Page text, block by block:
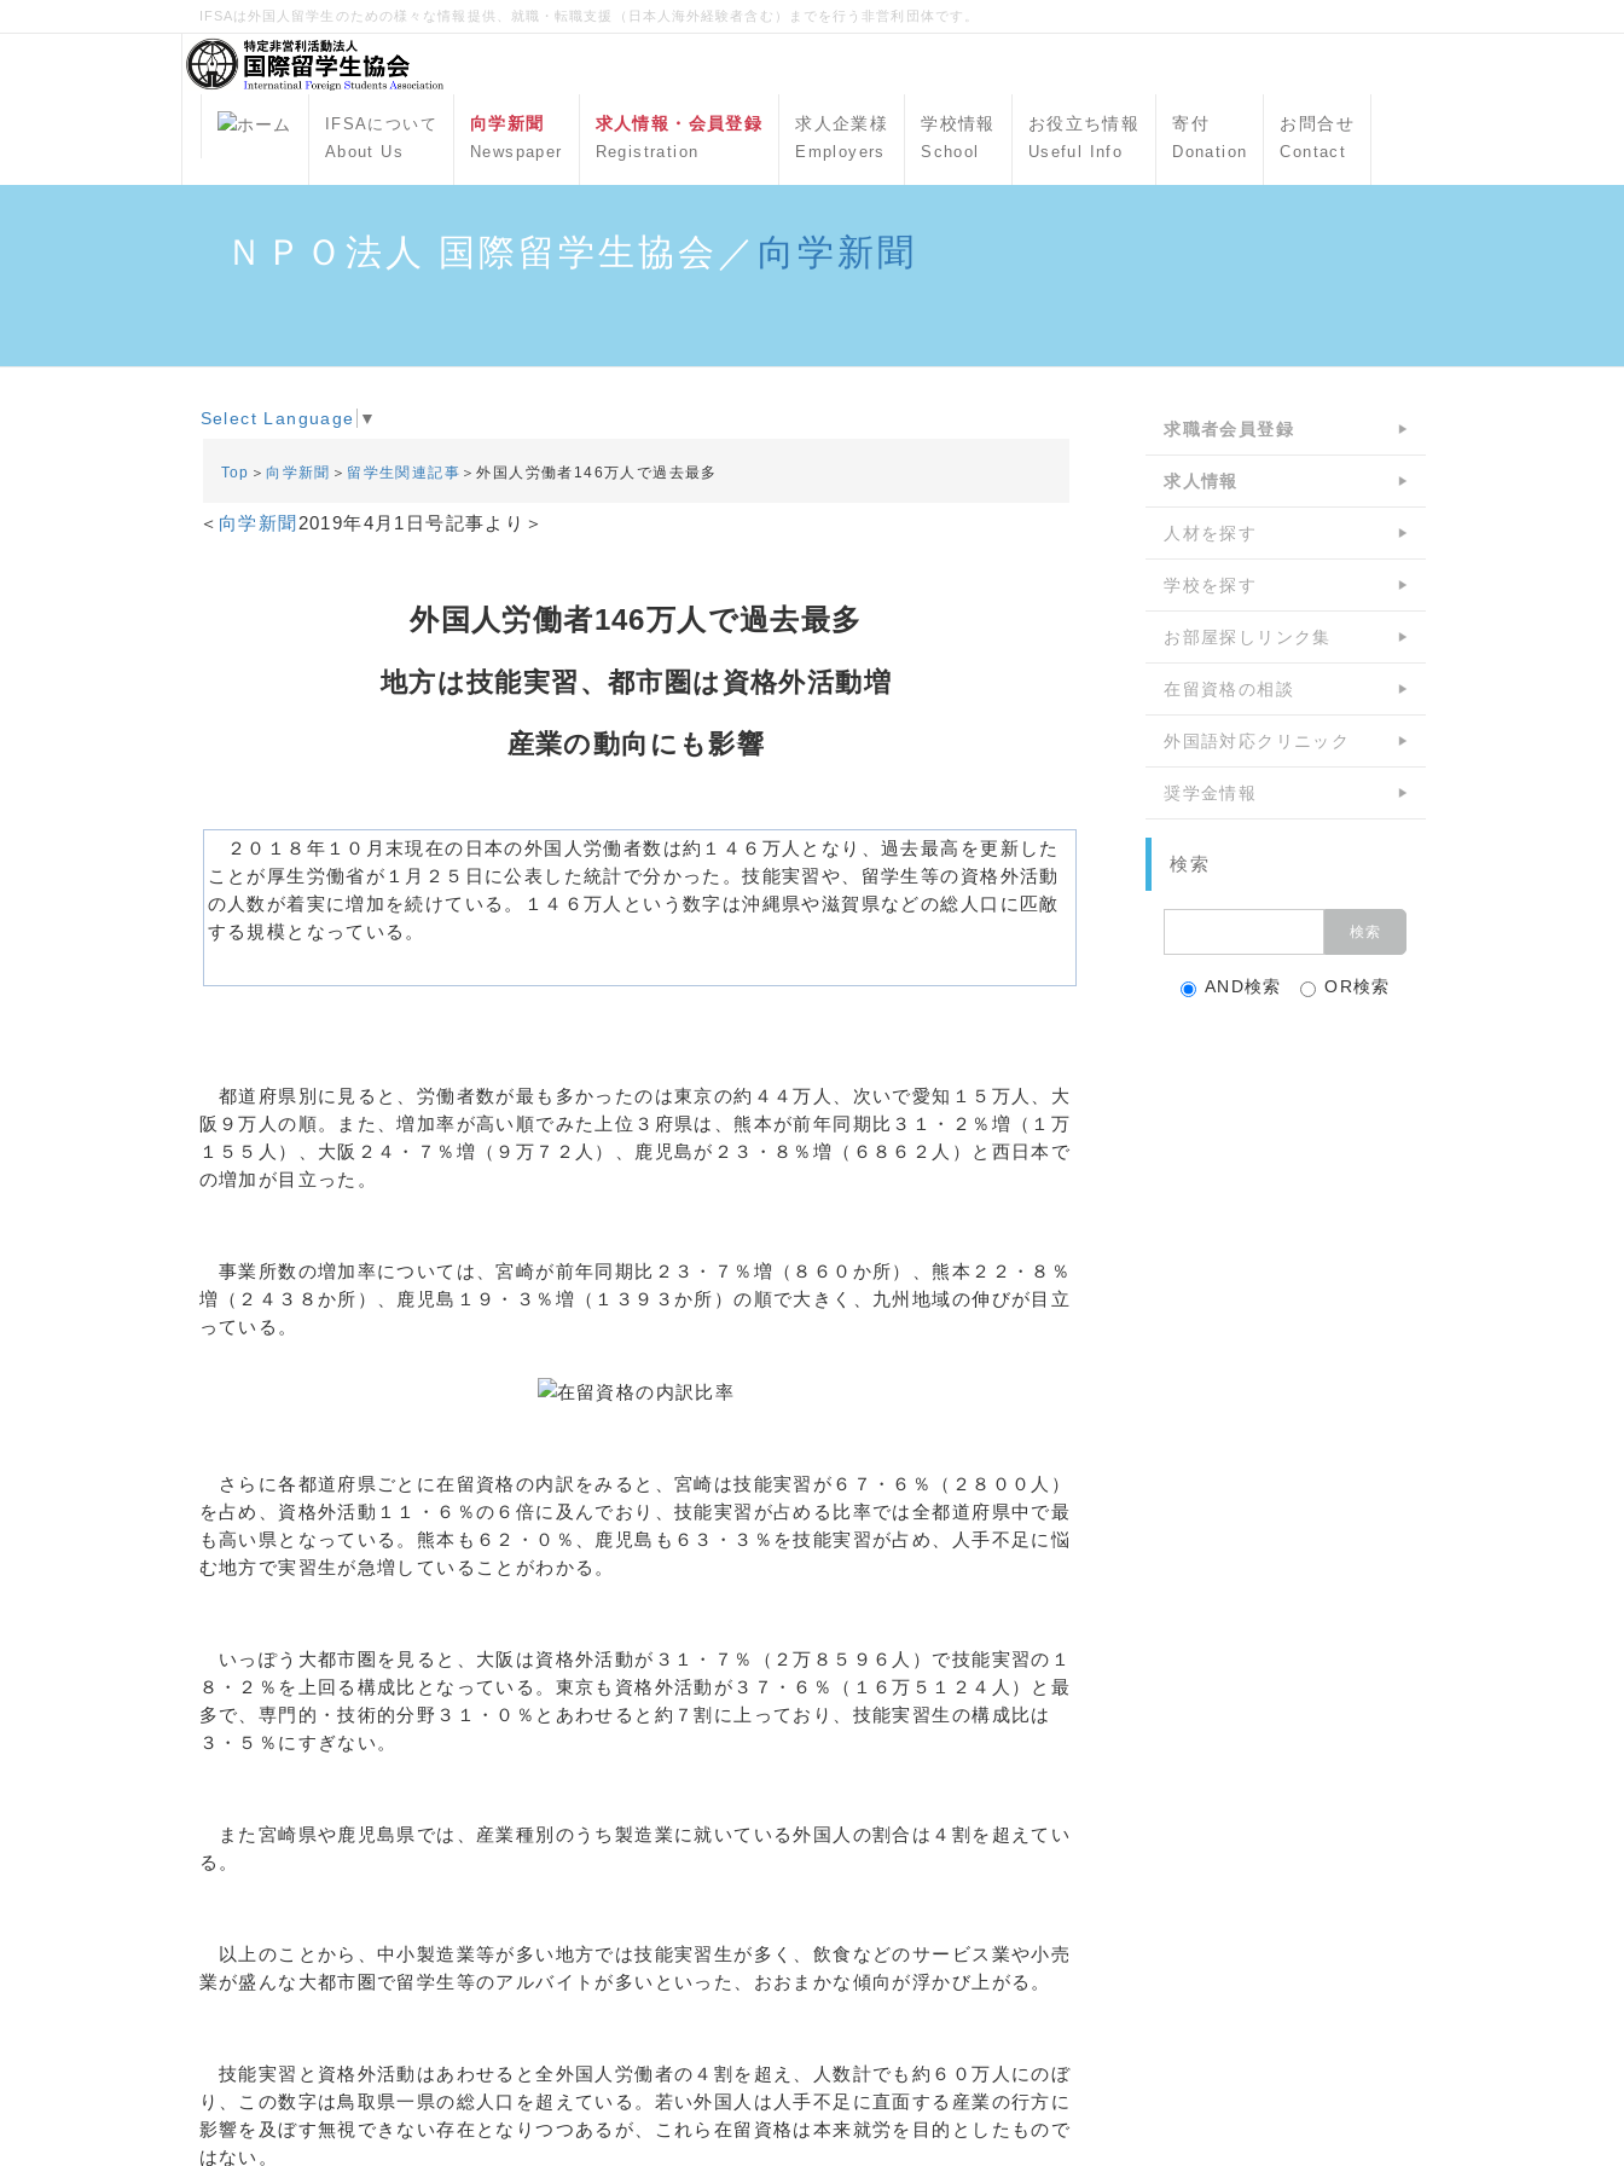
IFSAは外国人留学生のための様々な情報提供、就職・転職支援（日本人海外経験者含む）までを行う非営利団体です。
IFSAについて
About Us
向学新聞
Newspaper
求人情報・会員登録
Registration
求人企業様
Employers
学校情報
School
お役立ち情報
Useful Info
寄付
Donation
お問合せ
Contact
ＮＰＯ法人 国際留学生協会／ 向学新聞
Select Language ▼
Top ＞向学新聞 ＞ 留学生関連記事 ＞外国人労働者146万人で過去最多
＜ 向学新聞 2019年4月1日号記事より＞
外国人労働者146万人で過去最多
地方は技能実習、都市圏は資格外活動増
産業の動向にも影響
２０１８年１０月末現在の日本の外国人労働者数は約１４６万人となり、過去最高を更新した
ことが厚生労働省が１月２５日に公表した統計で分かった。技能実習や、留学生等の資格外活動
の人数が着実に増加を続けている。１４６万人という数字は沖縄県や滋賀県などの総人口に匹敵
する規模となっている。
都道府県別に見ると、労働者数が最も多かったのは東京の約４４万人、次いで愛知１５万人、大
阪９万人の順。また、増加率が高い順でみた上位３府県は、熊本が前年同期比３１・２％増（１万
１５５人）、大阪２４・７％増（９万７２人）、鹿児島が２３・８％増（６８６２人）と西日本で
の増加が目立った。
事業所数の増加率については、宮崎が前年同期比２３・７％増（８６０か所）、熊本２２・８％
増（２４３８か所）、鹿児島１９・３％増（１３９３か所）の順で大きく、九州地域の伸びが目立
っている。
さらに各都道府県ごとに在留資格の内訳をみると、宮崎は技能実習が６７・６％（２８００人）
を占め、資格外活動１１・６％の６倍に及んでおり、技能実習が占める比率では全都道府県中で最
も高い県となっている。熊本も６２・０％、鹿児島も６３・３％を技能実習が占め、人手不足に悩
む地方で実習生が急増していることがわかる。
いっぽう大都市圏を見ると、大阪は資格外活動が３１・７％（２万８５９６人）で技能実習の１
８・２％を上回る構成比となっている。東京も資格外活動が３７・６％（１６万５１２４人）と最
多で、専門的・技術的分野３１・０％とあわせると約７割に上っており、技能実習生の構成比は
３・５％にすぎない。
また宮崎県や鹿児島県では、産業種別のうち製造業に就いている外国人の割合は４割を超えてい
る。
以上のことから、中小製造業等が多い地方では技能実習生が多く、飲食などのサービス業や小売
業が盛んな大都市圏で留学生等のアルバイトが多いといった、おおまかな傾向が浮かび上がる。
技能実習と資格外活動はあわせると全外国人労働者の４割を超え、人数計でも約６０万人にのぼ
り、この数字は鳥取県一県の総人口を超えている。若い外国人は人手不足に直面する産業の行方に
影響を及ぼす無視できない存在となりつつあるが、これら在留資格は本来就労を目的としたもので
はない。
求職者会員登録
求人情報
人材を探す
学校を探す
お部屋探しリンク集
在留資格の相談
外国語対応クリニック
奨学金情報
検索
AND検索 OR検索